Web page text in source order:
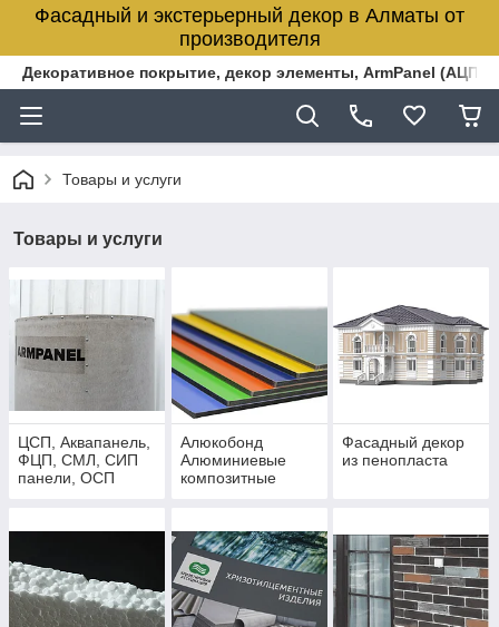
Фасадный и экстерьерный декор в Алматы от
производителя
Декоративное покрытие, декор элементы, ArmPanel
Товары и услуги
Товары и услуги
ЦСП, Аквапанель,
ФЦП, СМЛ, СИП
панели, ОСП
Алюкобонд
Алюминиевые
композитные
Фасадный декор
из пенопласта